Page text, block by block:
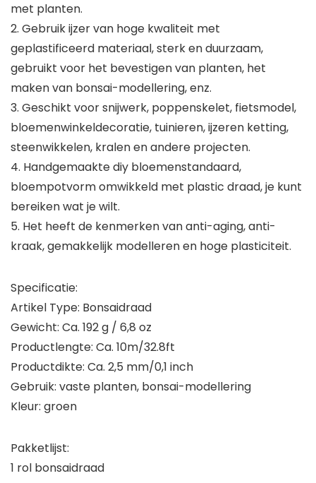
met planten.
2. Gebruik ijzer van hoge kwaliteit met
geplastificeerd materiaal, sterk en duurzaam,
gebruikt voor het bevestigen van planten, het
maken van bonsai-modellering, enz.
3. Geschikt voor snijwerk, poppenskelet, fietsmodel,
bloemenwinkeldecoratie, tuinieren, ijzeren ketting,
steenwikkelen, kralen en andere projecten.
4. Handgemaakte diy bloemenstandaard,
bloempotvorm omwikkeld met plastic draad, je kunt
bereiken wat je wilt.
5. Het heeft de kenmerken van anti-aging, anti-
kraak, gemakkelijk modelleren en hoge plasticiteit.
Specificatie:
Artikel Type: Bonsaidraad
Gewicht: Ca. 192 g / 6,8 oz
Productlengte: Ca. 10m/32.8ft
Productdikte: Ca. 2,5 mm/0,1 inch
Gebruik: vaste planten, bonsai-modellering
Kleur: groen
Pakketlijst:
1 rol bonsaidraad